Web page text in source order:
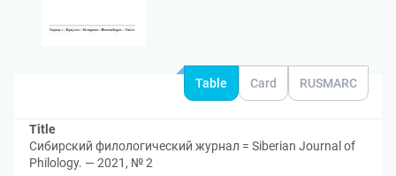
Table Card RUSMARC
Title
Сибирский филологический журнал = Siberian Journal of
Philology. — 2021, № 2